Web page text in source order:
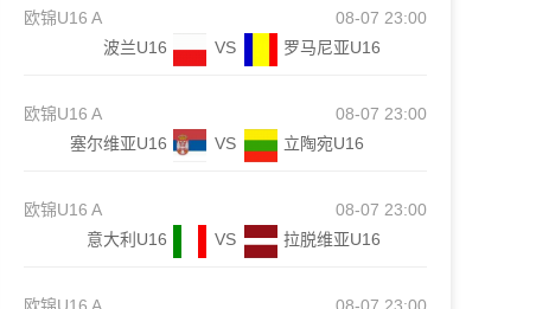
欧锦U16 A
08-07 23:00
波兰U16
VS 罗马尼亚U16
欧锦U16 A
08-07 23:00
塞尔维亚U16
VS 立陶宛U16
欧锦U16 A
08-07 23:00
意大利U16
VS 拉脱维亚U16